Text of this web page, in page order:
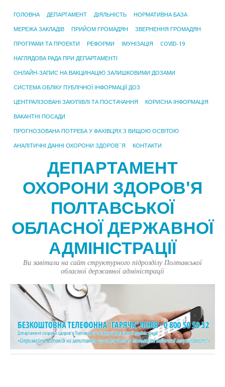
ГОЛОВНА ДЕПАРТАМЕНТ ДІЯЛЬНІСТЬ НОРМАТИВНА БАЗА
МЕРЕЖА ЗАКЛАДІВ ПРИЙОМ ГРОМАДЯН ЗВЕРНЕННЯ ГРОМАДЯН
ПРОГРАМИ ТА ПРОЕКТИ РЕФОРМИ ІМУНІЗАЦІЯ COVID-19
НАГЛЯДОВА РАДА ПРИ ДЕПАРТАМЕНТІ
ОНЛАЙН-ЗАПИС НА ВАКЦИНАЦІЮ ЗАЛИШКОВИМИ ДОЗАМИ
СИСТЕМА ОБЛІКУ ПУБЛІЧНОЇ ІНФОРМАЦІЇ ДОЗ
ЦЕНТРАЛІЗОВАНІ ЗАКУПІВЛІ ТА ПОСТАЧАННЯ КОРИСНА ІНФОРМАЦІЯ
ВАКАНТНІ ПОСАДИ
ПРОГНОЗОВАНА ПОТРЕБА У ФАХІВЦЯХ З ВИЩОЮ ОСВІТОЮ
АНАЛІТИЧНІ ДАННІ ОХОРОНИ ЗДОРОВ`Я КОНТАКТИ
ДЕПАРТАМЕНТ
ОХОРОНИ ЗДОРОВ'Я
ПОЛТАВСЬКОЇ
ОБЛАСНОЇ ДЕРЖАВНОЇ
АДМІНІСТРАЦІЇ
Ви завітали на сайт структурного підрозділу Полтавської
обласної державної адміністрації